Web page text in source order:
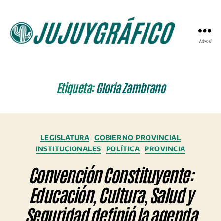
Menú
Etiqueta:Gloria Zambrano
Categorías
LEGISLATURA
GOBIERNO PROVINCIAL
INSTITUCIONALES
POLÍTICA PROVINCIA
Convención Constituyente:
Educación, Cultura, Salud y
Seguridad definió la agenda